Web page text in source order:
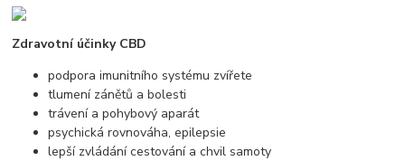
Zdravotní účinky CBD
podpora imunitního systému zvířete
tlumení zánětů a bolesti
trávení a pohybový aparát
psychická rovnováha, epilepsie
lepší zvládání cestování a chvil samoty